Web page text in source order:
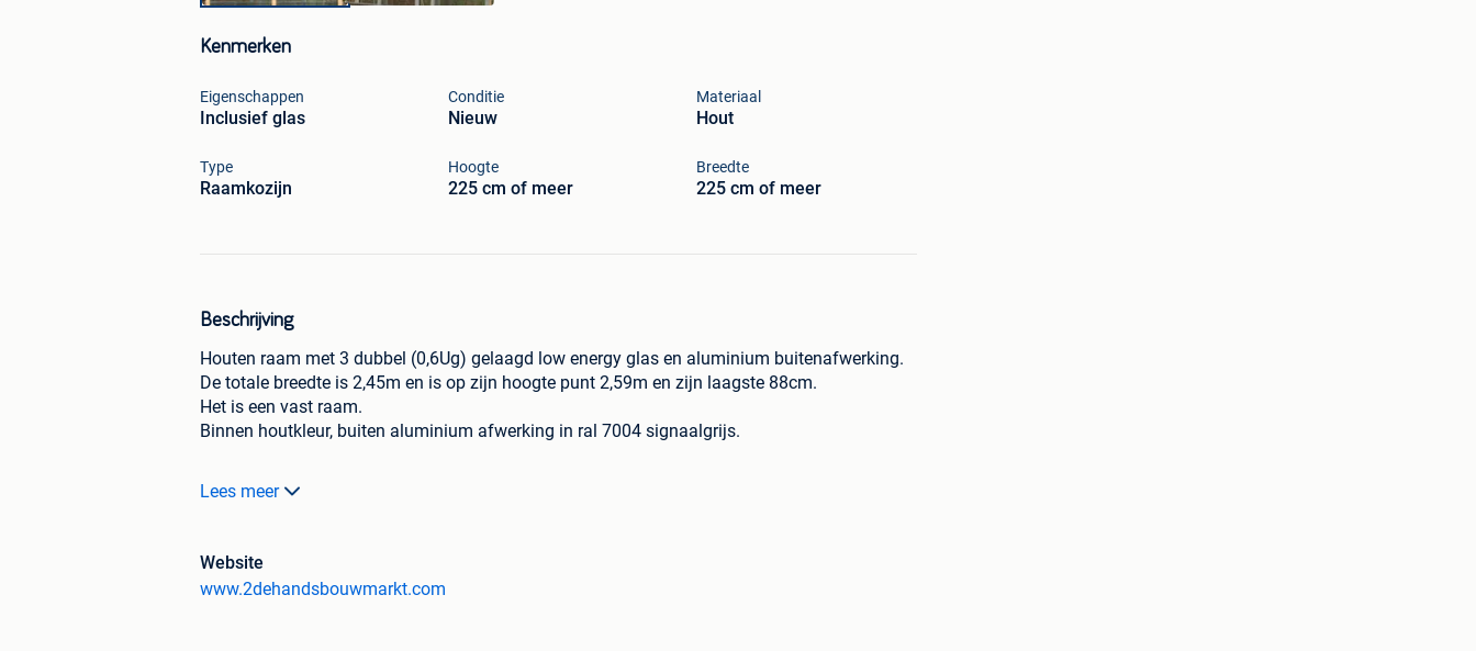
Kenmerken
Eigenschappen
Inclusief glas
Conditie
Nieuw
Materiaal
Hout
Type
Raamkozijn
Hoogte
225 cm of meer
Breedte
225 cm of meer
Beschrijving
Houten raam met 3 dubbel (0,6Ug) gelaagd low energy glas en aluminium buitenafwerking.
De totale breedte is 2,45m en is op zijn hoogte punt 2,59m en zijn laagste 88cm.
Het is een vast raam.
Binnen houtkleur, buiten aluminium afwerking in ral 7004 signaalgrijs.
Op mijn eigen website , www.2dehandsbouwmarkt.com vind je meer dan 1500 ramen ,
deuren , terrasramen en schuiframen.
Je kunt er zoeken op afmetingen , materiaal en kleur.
Alles is van Belgische topkwaliteit: Schuco , Profel , Belisol , Engels , Veka , =...
Lees meer
Website
www.2dehandsbouwmarkt.com